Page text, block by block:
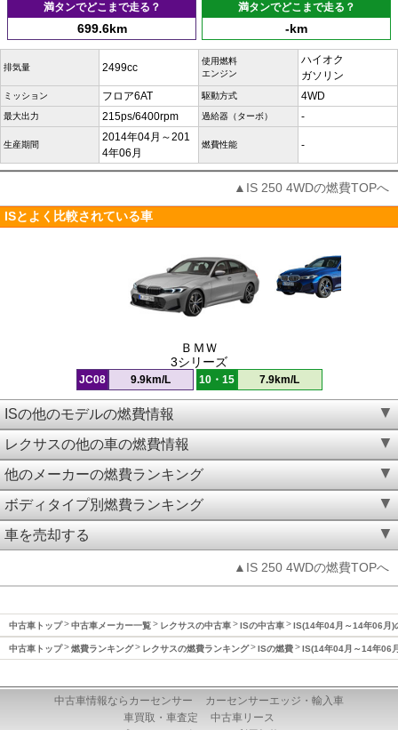
満タンでどこまで走る？
699.6km
満タンでどこまで走る？
-km
排気量 2499cc
使用燃料
エンジン
ハイオク
ガソリン
ミッション フロア6AT 駆動方式 4WD
最大出力 215ps/6400rpm 過給器（ターボ） -
生産期間
2014年04月～201
4年06月
燃費性能 -
▲IS 250 4WDの燃費TOPへ
ISとよく比較されている車
ＢＭＷ
3シリーズ
JC08 9.9km/L 10・15 7.9km/L
ISの他のモデルの燃費情報
レクサスの他の車の燃費情報
他のメーカーの燃費ランキング
ボディタイプ別燃費ランキング
車を売却する
▲IS 250 4WDの燃費TOPへ
中古車トップ 中古車メーカー一覧 レクサスの中古車 ISの中古車 IS(14年04月～14年06月)
中古車トップ 燃費ランキング レクサスの燃費ランキング ISの燃費 IS(14年04月～14年06
中古車情報ならカーセンサー
カーセンサーエッジ・輸入車
車買取・車査定
中古車リース